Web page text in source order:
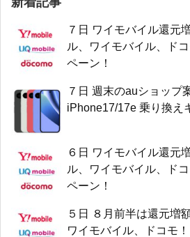
７日 ワイモバイル還元
ル、ワイモバイル、ド
ペーン！
７日 週末のauショップ
iPhone17/17e 乗り換え
６日 ワイモバイル還元
ル、ワイモバイル、ド
ペーン！
５日 ８月前半は還元増
ワイモバイル、ドコモ